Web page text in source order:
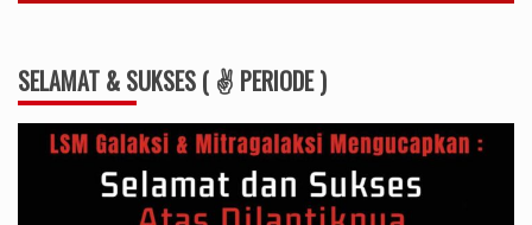
SELAMAT & SUKSES ( ✌ PERIODE )